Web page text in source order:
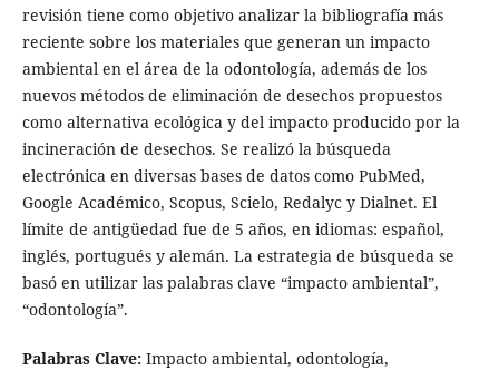
revisión tiene como objetivo analizar la bibliografía más
reciente sobre los materiales que generan un impacto
ambiental en el área de la odontología, además de los
nuevos métodos de eliminación de desechos propuestos
como alternativa ecológica y del impacto producido por la
incineración de desechos. Se realizó la búsqueda
electrónica en diversas bases de datos como PubMed,
Google Académico, Scopus, Scielo, Redalyc y Dialnet. El
límite de antigüedad fue de 5 años, en idiomas: español,
inglés, portugués y alemán. La estrategia de búsqueda se
basó en utilizar las palabras clave “impacto ambiental”,
“odontología”.
Palabras Clave: Impacto ambiental, odontología,